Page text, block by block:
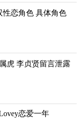
性恋角色 具体角色
虎 李贞贤留言泄露
恋爱一年